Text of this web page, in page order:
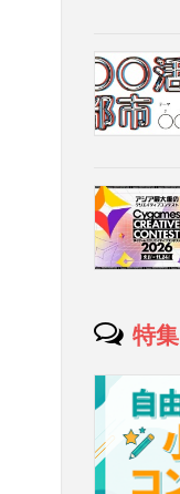
特集